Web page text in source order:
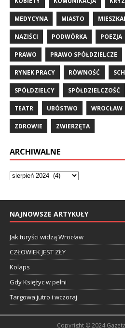
MEDYCYNA MIASTO
NAZIŚCI PODWÓRKA POEZJA
PRAWO PRAWO SPÓŁDZIELCZE
RYNEK PRACY RÓWNOŚĆ
SPÓŁDZIELCY SPÓŁDZIELCZOŚĆ
TEATR UBÓSTWO WROCŁAW
ZDROWIE ZWIERZĘTA
ARCHIWALNE
NAJNOWSZE ARTYKUŁY
Jak turyści widzą Wrocław
CZŁOWIEK JEST ZŁY
Kolaps
Gdy Księżyc w pełni
Targowa jutro i wczoraj
Copyright © 2024